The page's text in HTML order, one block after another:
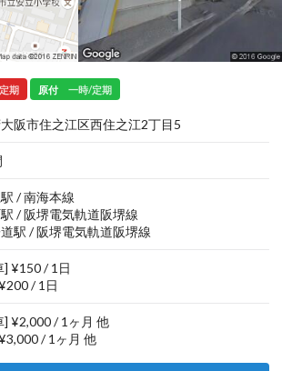
期 原付 一時/定期
阪市住之江区西住之江2丁目5
/ 南海本線
/ 阪堺電気軌道阪堺線
駅 / 阪堺電気軌道阪堺線
] ¥150 / 1日
/ 1日
] ¥2,000 / 1ヶ月 他
/ 1ヶ月 他